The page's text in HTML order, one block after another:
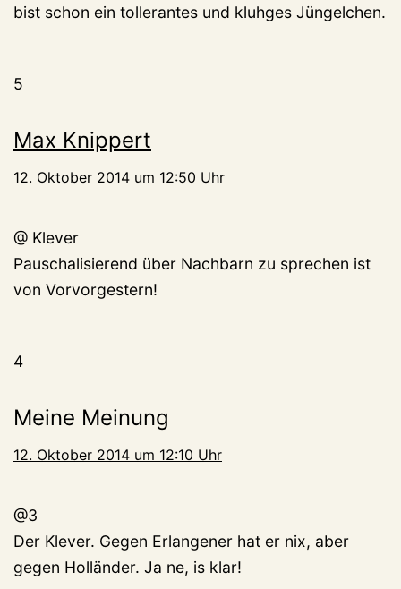
bist schon ein tollerantes und kluhges Jüngelchen.
5
Max Knippert
12. Oktober 2014 um 12:50 Uhr
@ Klever
Pauschalisierend über Nachbarn zu sprechen ist
von Vorvorgestern!
4
Meine Meinung
12. Oktober 2014 um 12:10 Uhr
@3
Der Klever. Gegen Erlangener hat er nix, aber
gegen Holländer. Ja ne, is klar!